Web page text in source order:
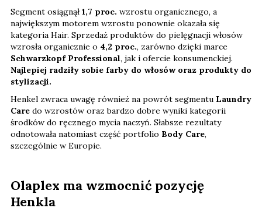
Segment osiągnął1,7 proc. wzrostu organicznego, a
największym motorem wzrostu ponownie okazała się
kategoria Hair. Sprzedaż produktów do pielęgnacji włosów
wzrosła organicznie o 4,2 proc., zarówno dzięki marce
Schwarzkopf Professional, jak i ofercie konsumenckiej.
Najlepiej radziły sobie farby do włosów oraz produkty do
stylizacji.
Henkel zwraca uwagę również na powrót segmentu Laundry
Care do wzrostów oraz bardzo dobre wyniki kategorii
środków do ręcznego mycia naczyń. Słabsze rezultaty
odnotowała natomiast część portfolio Body Care,
szczególnie w Europie.
Olaplex ma wzmocnić pozycję
Henkla